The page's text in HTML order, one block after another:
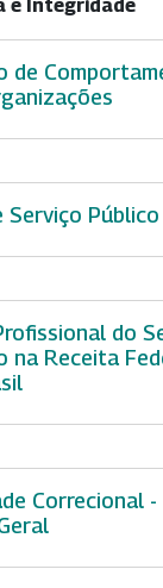
e Integridade
de
Serviço Público
do
na Receita
Correcional -